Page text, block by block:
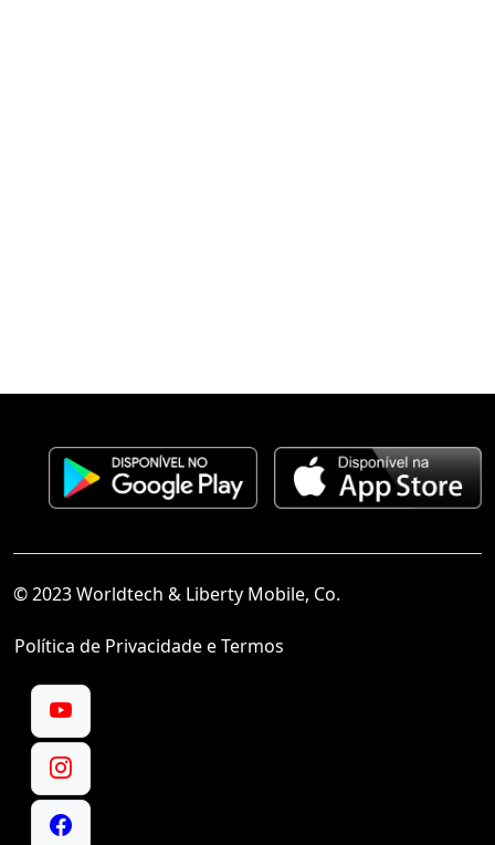
© 2023 Worldtech & Liberty Mobile, Co.
Política de Privacidade e Termos